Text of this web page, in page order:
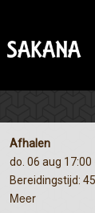
Afhalen
do. 06 aug 17:00
Bereidingstijd:
Meer